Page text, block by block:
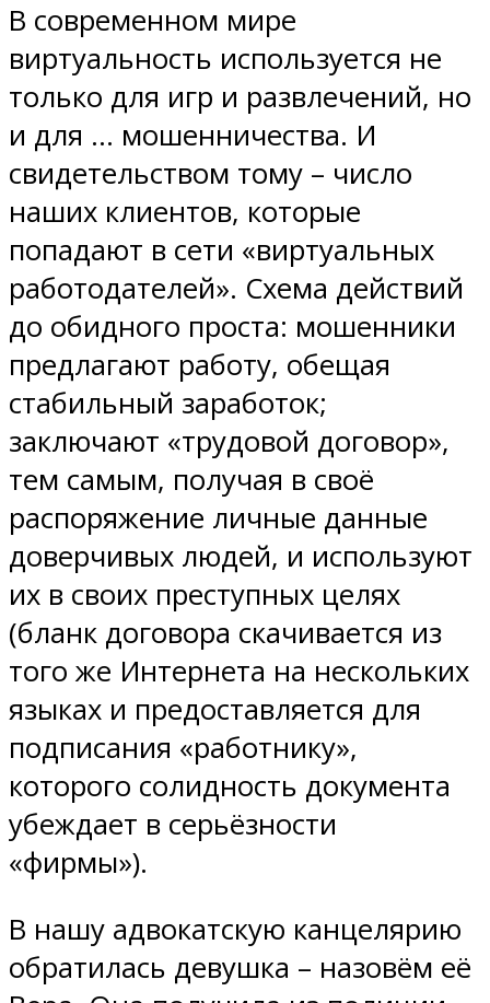
В современном мире
виртуальность используется не
только для игр и развлечений, но
и для … мошенничества. И
свидетельством тому – число
наших клиентов, которые
попадают в сети «виртуальных
работодателей». Схема действий
до обидного проста: мошенники
предлагают работу, обещая
стабильный заработок;
заключают «трудовой договор»,
тем самым, получая в своё
распоряжение личные данные
доверчивых людей, и используют
их в своих преступных целях
(бланк договора скачивается из
того же Интернета на нескольких
языках и предоставляется для
подписания «работнику»,
которого солидность документа
убеждает в серьёзности
«фирмы»).
В нашу адвокатскую канцелярию
обратилась девушка – назовём её